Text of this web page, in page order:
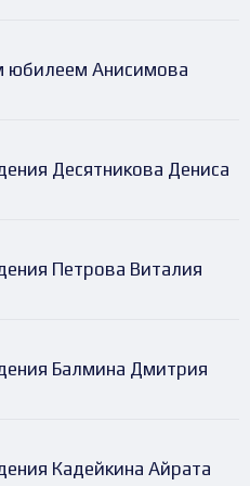
юбилеем Анисимова
Десятникова Дениса
Петрова Виталия
Балмина Дмитрия
Кадейкина Айрата